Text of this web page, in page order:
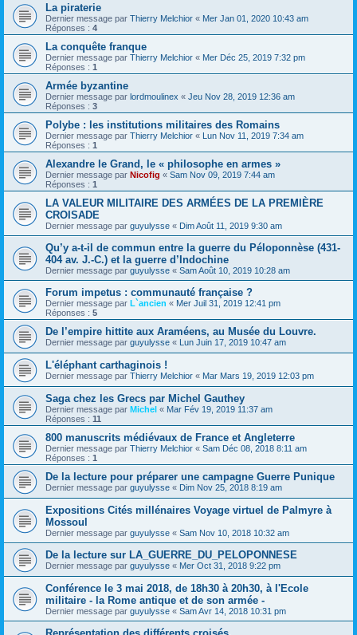
La piraterie
Dernier message par Thierry Melchior « Mer Jan 01, 2020 10:43 am
Réponses : 4
La conquête franque
Dernier message par Thierry Melchior « Mer Déc 25, 2019 7:32 pm
Réponses : 1
Armée byzantine
Dernier message par lordmoulinex « Jeu Nov 28, 2019 12:36 am
Réponses : 3
Polybe : les institutions militaires des Romains
Dernier message par Thierry Melchior « Lun Nov 11, 2019 7:34 am
Réponses : 1
Alexandre le Grand, le « philosophe en armes »
Dernier message par Nicofig « Sam Nov 09, 2019 7:44 am
Réponses : 1
LA VALEUR MILITAIRE DES ARMÉES DE LA PREMIÈRE
CROISADE
Dernier message par guyulysse « Dim Août 11, 2019 9:30 am
Qu’y a-t-il de commun entre la guerre du Péloponnèse (431-
404 av. J.-C.) et la guerre d’Indochine
Dernier message par guyulysse « Sam Août 10, 2019 10:28 am
Forum impetus : communauté française ?
Dernier message par L`ancien « Mer Juil 31, 2019 12:41 pm
Réponses : 5
De l’empire hittite aux Araméens, au Musée du Louvre.
Dernier message par guyulysse « Lun Juin 17, 2019 10:47 am
L'éléphant carthaginois !
Dernier message par Thierry Melchior « Mar Mars 19, 2019 12:03 pm
Saga chez les Grecs par Michel Gauthey
Dernier message par Michel « Mar Fév 19, 2019 11:37 am
Réponses : 11
800 manuscrits médiévaux de France et Angleterre
Dernier message par Thierry Melchior « Sam Déc 08, 2018 8:11 am
Réponses : 1
De la lecture pour préparer une campagne Guerre Punique
Dernier message par guyulysse « Dim Nov 25, 2018 8:19 am
Expositions Cités millénaires Voyage virtuel de Palmyre à
Mossoul
Dernier message par guyulysse « Sam Nov 10, 2018 10:32 am
De la lecture sur LA_GUERRE_DU_PELOPONNESE
Dernier message par guyulysse « Mer Oct 31, 2018 9:22 pm
Conférence le 3 mai 2018, de 18h30 à 20h30, à l'Ecole
militaire - la Rome antique et de son armée -
Dernier message par guyulysse « Sam Avr 14, 2018 10:31 pm